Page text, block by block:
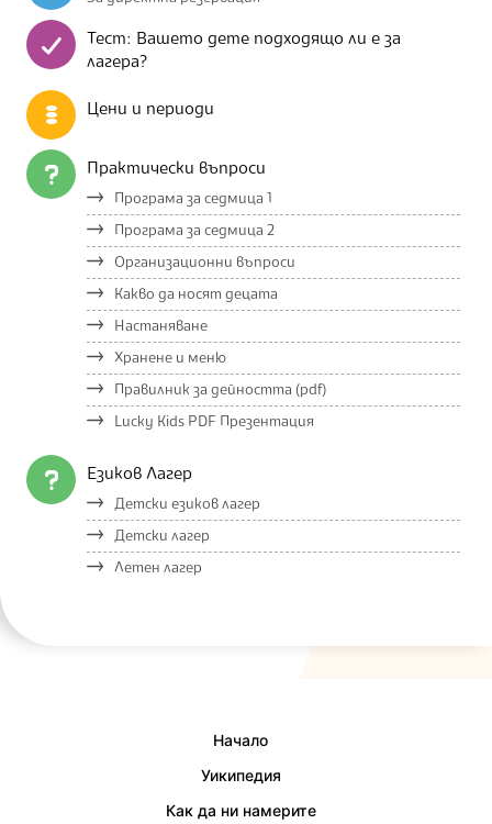
Тест: Вашето дете подходящо ли е за
лагера?
Цени и периоди
Практически въпроси
Програма за седмица 1
Програма за седмица 2
Организационни въпроси
Какво да носят децата
Настаняване
Хранене и меню
Правилник за дейността (pdf)
Lucky Kids PDF Презентация
Езиков Лагер
Детски езиков лагер
Детски лагер
Летен лагер
Начало
Уикипедия
Как да ни намерите